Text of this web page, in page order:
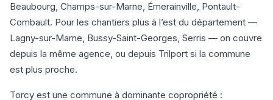
Beaubourg, Champs-sur-Marne, Émerainville, Pontault-
Combault. Pour les chantiers plus à l’est du département —
Lagny-sur-Marne, Bussy-Saint-Georges, Serris — on couvre
depuis la même agence, ou depuis Trilport si la commune
est plus proche.
Torcy est une commune à dominante copropriété :